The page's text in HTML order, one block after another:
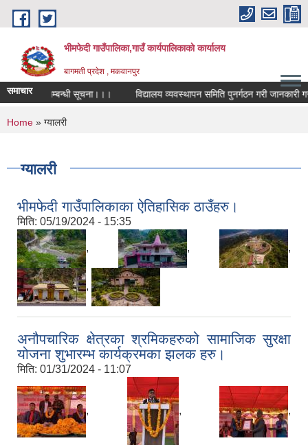
Skip to main content
भीमफेदी गाउँपालिका,गाउँ कार्यपालिकाकाे कार्यालय
बागमती प्रदेश , मकवानपुर
समाचारसम्बन्धी सूचना।।। विद्यालय व्यवस्थापन समिति पुनर्गठन गरी जानकारी
You are here
Home » ग्यालरी
ग्यालरी
भीमफेदी गाउँपालिकाका ऐतिहासिक ठाउँहरु।
मिति: 05/19/2024 - 15:35
, , ,
,
अनौपचारिक क्षेत्रका श्रमिकहरुको सामाजिक सुरक्षा
योजना शुभारम्भ कार्यक्रमका झलक हरु।
मिति: 01/31/2024 - 11:07
, , ,